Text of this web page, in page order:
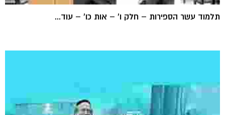
תלמוד עשר הספירות – חלק ו' – אות כו' – עוד...